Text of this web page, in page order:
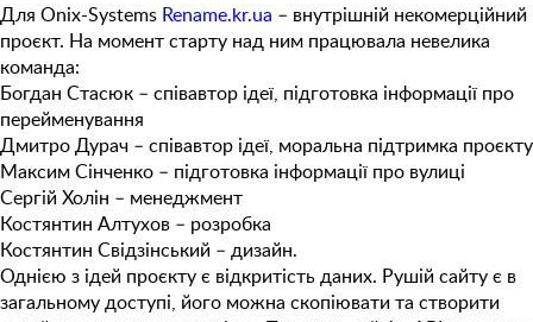
Для Onix-Systems Rename.kr.ua – внутрішній некомерційний
проєкт. На момент старту над ним працювала невелика
команда:
Богдан Стасюк – співавтор ідеї, підготовка інформації про
перейменування
Дмитро Дурач – співавтор ідеї, моральна підтримка проєкту
Максим Сінченко – підготовка інформації про вулиці
Сергій Холін – менеджмент
Костянтин Алтухов – розробка
Костянтин Свідзінський – дизайн.
Однією з ідей проєкту є відкритість даних. Рушій сайту є в
загальному доступі, його можна скопіювати та створити